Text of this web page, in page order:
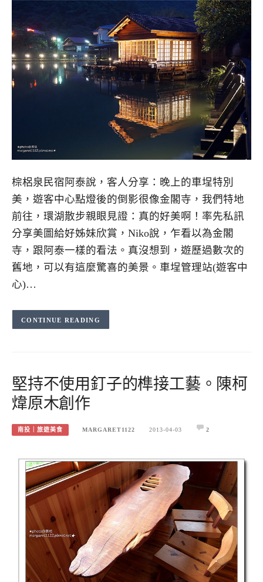
棕梠泉民宿阿泰說，客人分享：晚上的車埕特別
美，遊客中心點燈後的倒影很像金閣寺，我們特地
前往，環湖散步親眼見證：真的好美啊！率先私訊
分享美圖給好姊妹欣賞，Niko說，乍看以為金閣
寺，跟阿泰一樣的看法。真沒想到，遊歷過數次的
舊地，可以有這麼驚喜的美景。車埕管理站(遊客中
心)…
CONTINUE READING
堅持不使用釘子的榫接工藝。陳柯
煒原木創作
南投｜旅遊美食 MARGARET1122 2013-04-03 2